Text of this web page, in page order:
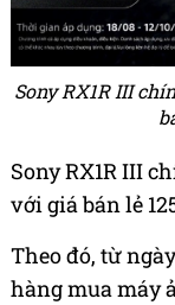
Sony RX1R III
Sony RX1R III
với giá bán lẻ
Theo đó, từ
hàng mua máy